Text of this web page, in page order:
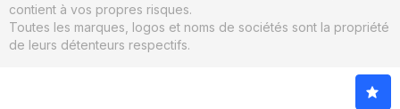
© 2026. xIPOmeter. Tous droits réservés.
contient à vos propres risques.
Toutes les marques, logos et noms de sociétés sont la propriété
de leurs détenteurs respectifs.